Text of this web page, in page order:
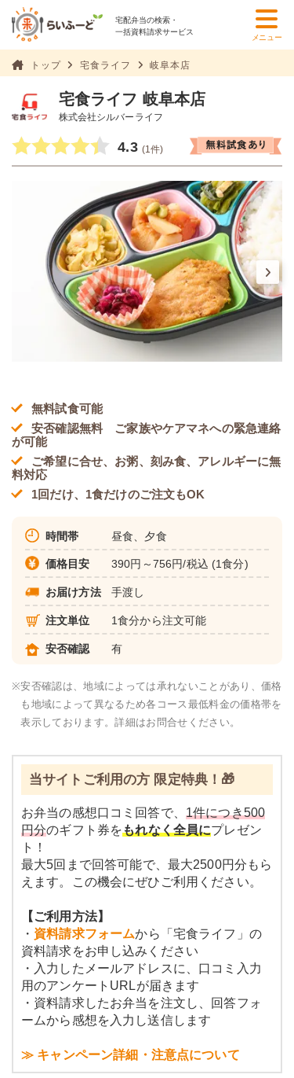
宅配弁当の検索・
一括資料請求サービス
メニュー
トップ 宅食ライフ 岐阜本店
宅食ライフ 岐阜本店
株式会社シルバーライフ
4.3 (1件)
無料試食可能
安否確認無料 ご家族やケアマネへの緊急連絡
が可能
ご希望に合せ、お粥、刻み食、アレルギーに無
料対応
1回だけ、1食だけのご注文もOK
時間帯 昼食、夕食
価格目安 390円～756円/税込 (1食分)
お届け方法 手渡し
注文単位 1食分から注文可能
安否確認 有
※安否確認は、地域によっては承れないことがあり、価格
も地域によって異なるため各コース最低料金の価格帯を
表示しております。詳細はお問合せください。
当サイトご利用の方 限定特典！🎁
お弁当の感想口コミ回答で、 1件につき500
円分のギフト券をもれなく全員にプレゼン
ト！
最大5回まで回答可能で、最大2500円分もら
えます。この機会にぜひご利用ください。
【ご利用方法】
・ 資料請求フォームから「宅食ライフ」の
資料請求をお申し込みください
・入力したメールアドレスに、口コミ入力
用のアンケートURLが届きます
・資料請求したお弁当を注文し、回答フォ
ームから感想を入力し送信します
≫ キャンペーン詳細・注意点について